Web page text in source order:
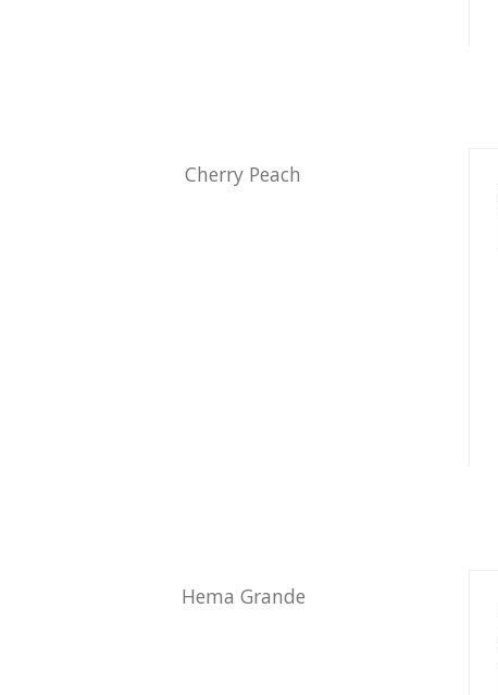
Cherry Peach
Hema Grande